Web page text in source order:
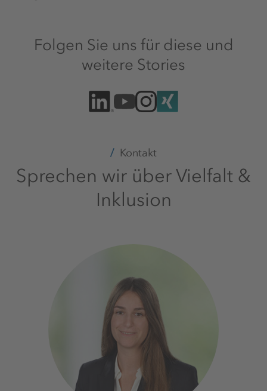
Folgen Sie uns für diese und
weitere Stories
Kontakt
Sprechen wir über Vielfalt &
Inklusion